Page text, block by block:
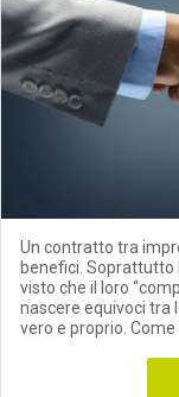
Un contratto tra
benefici. Soprattutto
visto che il loro
nascere equivoci tra
vero e proprio.